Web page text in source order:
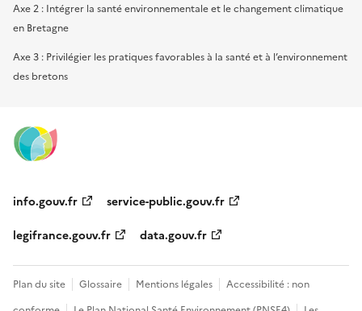
Axe 2 : Intégrer la santé environnementale et le changement climatique
en Bretagne
Axe 3 : Privilégier les pratiques favorables à la santé et à l’environnement
des bretons
info.gouv.fr
service-public.gouv.fr
legifrance.gouv.fr
data.gouv.fr
Plan du site Glossaire Mentions légales
Accessibilité : non